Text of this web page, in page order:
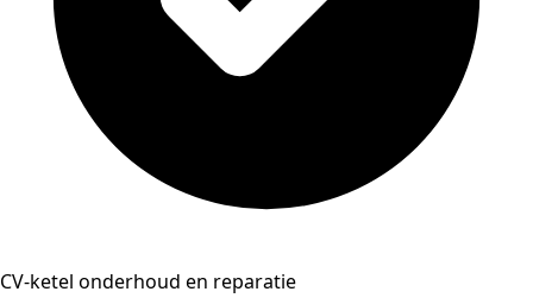
CV-ketel onderhoud en reparatie